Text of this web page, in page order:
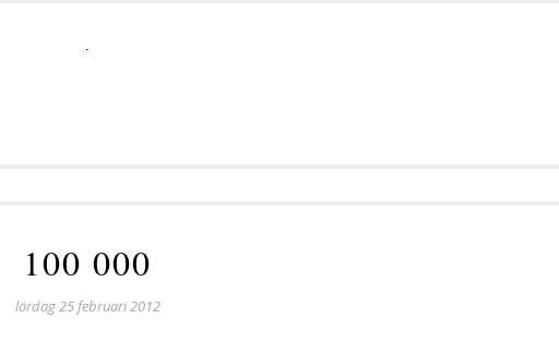
100 000
lördag 25 februari 2012